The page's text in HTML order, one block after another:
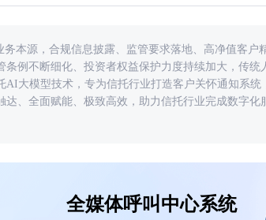
本源，合规信息披露、监管要求落地、高净值客户
例不断细化、投资者权益保护力度持续加大，传统
大模型技术，专为信托行业打造客户关怀通知系统
、全面赋能、极致高效，助力信托行业完成数字化
全媒体呼叫中心系统